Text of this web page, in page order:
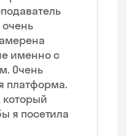
именно с
Очень
платформа.
я посетила